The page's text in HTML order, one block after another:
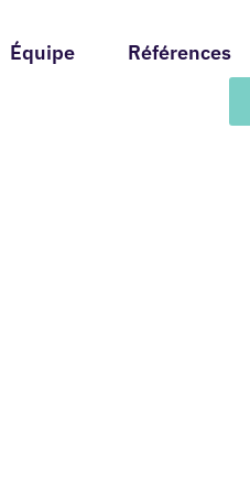
Équipe Références